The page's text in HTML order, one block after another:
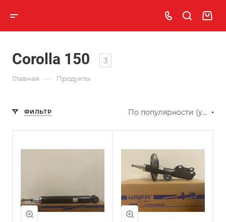
Corolla 150 3
Главная — Продукты
ФИЛЬТР По популярности (убывание)